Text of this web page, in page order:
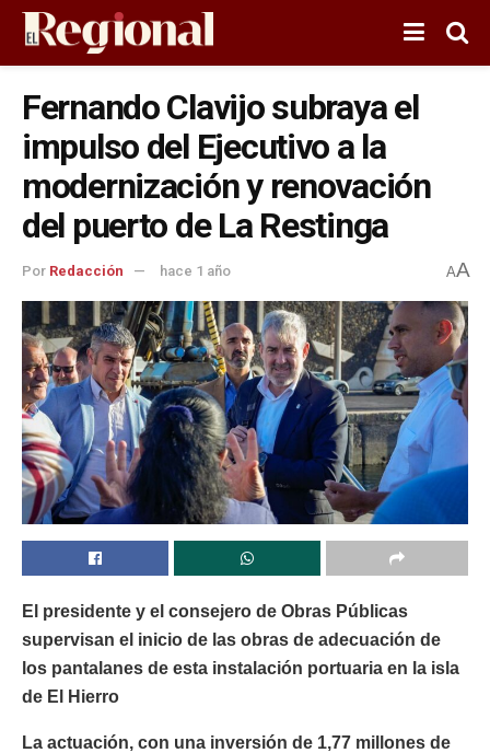
Fernando Clavijo subraya el
impulso del Ejecutivo a la
modernización y renovación
del puerto de La Restinga
Por Redacción hace 1 año AA
El presidente y el consejero de Obras Públicas
supervisan el inicio de las obras de adecuación de
los pantalanes de esta instalación portuaria en la isla
de El Hierro
La actuación, con una inversión de 1,77 millones de